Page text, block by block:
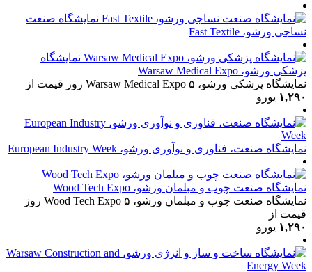
نمایشگاه صنعت
نساجی ورشو، Fast Textile
نمایشگاه
پزشکی ورشو، Warsaw Medical Expo
نمایشگاه پزشکی ورشو، Warsaw Medical Expo ۵ روز
قیمت از
۱,۲۹۰ یورو
نمایشگاه صنعت، فناوری و نوآوری ورشو، European Industry Week
نمایشگاه صنعت چوب و مبلمان ورشو، Wood Tech Expo
نمایشگاه صنعت چوب و مبلمان ورشو، Wood Tech Expo ۵ روز
قیمت از
۱,۲۹۰ یورو